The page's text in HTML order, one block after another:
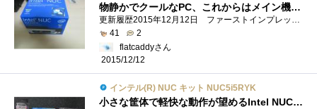
物静かでクールなPC、これからはメイン機として.....
41
2
flatcaddyさん
2015/12/12
インテル(R) NUC キット NUC5i5RYK
小さな筐体で軽快な動作が望めるIntel NUCはマインクラフトにもってこいのパソコンですよ！